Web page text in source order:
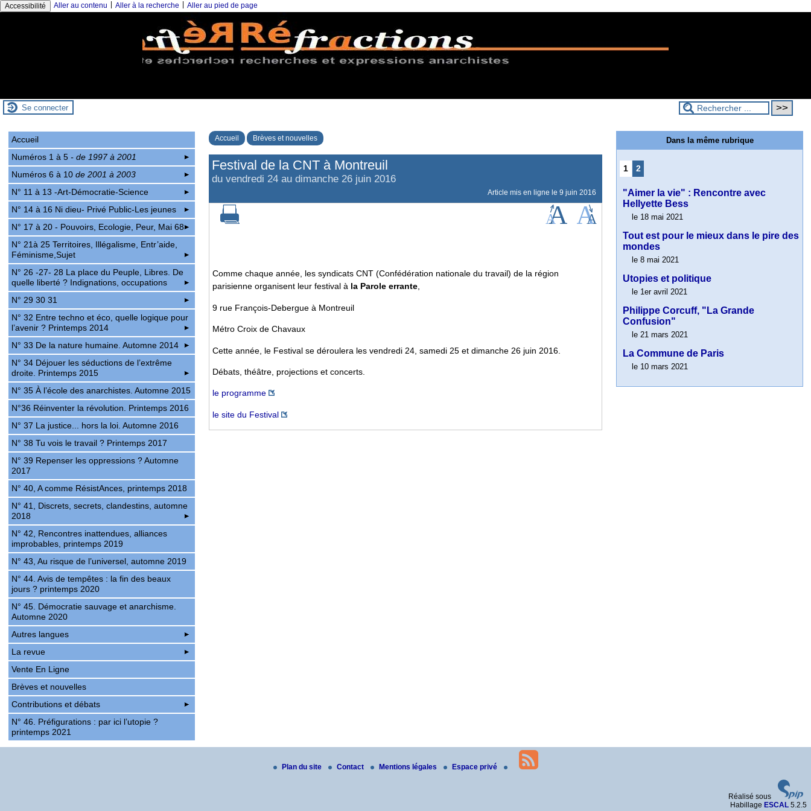
Accessibilité Aller au contenu Aller à la recherche Aller au pied de page
Se connecter
Accueil Brèves et nouvelles
Festival de la CNT à Montreuil
du vendredi 24 au dimanche 26 juin 2016
Article mis en ligne le 9 juin 2016
Comme chaque année, les syndicats CNT (Confédération nationale du travail) de la région
parisienne organisent leur festival à la Parole errante,
9 rue François-Debergue à Montreuil
Métro Croix de Chavaux
Cette année, le Festival se déroulera les vendredi 24, samedi 25 et dimanche 26 juin 2016.
Débats, théâtre, projections et concerts.
le programme
le site du Festival
Accueil
Numéros 1 à 5- de 1997 à 2001
Numéros 6 à 10de 2001 à 2003
N° 11 à 13 -Art-Démocratie-Science
N° 14 à 16 Ni dieu- Privé Public-Les jeunes
N° 17 à 20 - Pouvoirs, Ecologie, Peur, Mai 68
N° 21à 25 Territoires, Illégalisme, Entr’aide,
Féminisme,Sujet
N° 26 -27- 28 La place du Peuple, Libres. De
quelle liberté ? Indignations, occupations
N° 29 30 31
N° 32 Entre techno et éco, quelle logique pour
l’avenir ? Printemps 2014
N° 33 De la nature humaine. Automne 2014
N° 34 Déjouer les séductions de l’extrême
droite. Printemps 2015
N° 35 À l’école des anarchistes. Automne 2015
N°36 Réinventer la révolution. Printemps 2016
N° 37 La justice... hors la loi. Automne 2016
N° 38 Tu vois le travail ? Printemps 2017
N° 39 Repenser les oppressions ? Automne
2017
N° 40, A comme RésistAnces, printemps 2018
N° 41, Discrets, secrets, clandestins, automne
2018
N° 42, Rencontres inattendues, alliances
improbables, printemps 2019
N° 43, Au risque de l’universel, automne 2019
N° 44. Avis de tempêtes : la fin des beaux
jours ? printemps 2020
N° 45. Démocratie sauvage et anarchisme.
Automne 2020
Autres langues
La revue
Vente En Ligne
Brèves et nouvelles
Contributions et débats
N° 46. Préfigurations : par ici l’utopie ?
printemps 2021
Dans la même rubrique
1 2
"Aimer la vie" : Rencontre avec
Hellyette Bess
le 18 mai 2021
Tout est pour le mieux dans le pire des
mondes
le 8 mai 2021
Utopies et politique
le 1er avril 2021
Philippe Corcuff, "La Grande
Confusion"
le 21 mars 2021
La Commune de Paris
le 10 mars 2021
Plan du site Contact Mentions légales Espace privé
Réalisé sous
Habillage ESCAL5.2.5